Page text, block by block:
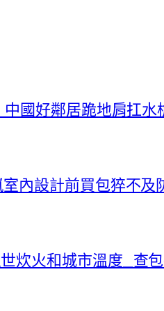
國好鄰居跪地肩扛水
內設計前買包猝不及
炊火和城市溫度_查